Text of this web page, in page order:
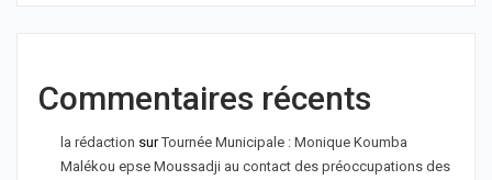
Commentaires récents
la rédaction surTournée Municipale : Monique Koumba
Malékou epse Moussadji au contact des préoccupations des